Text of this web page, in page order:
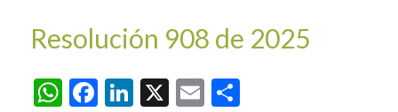
Resolución 908 de 2025
WhatsApp
Facebook
LinkedIn
X Email